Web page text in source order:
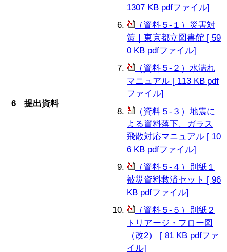
6 提出資料
1307 KB pdfファイル]
（資料５-１）災害対
策｜東京都立図書館 [ 59
0 KB pdfファイル]
（資料５-２）水濡れ
マニュアル [ 113 KB pdf
ファイル]
（資料５-３）地震に
よる資料落下、ガラス
飛散対応マニュアル [ 10
6 KB pdfファイル]
（資料５-４）別紙１
被災資料救済セット [ 96
KB pdfファイル]
（資料５-５）別紙２
トリアージ・フロー図
（改2） [ 81 KB pdfファ
イル]